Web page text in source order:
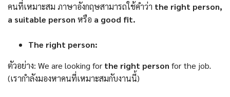
คนที่เหมาะสม ภาษาอังกฤษสามารถใช้คำว่า the right person,
a suitable person หรือ a good fit.
The right person:
ตัวอย่าง: We are looking for the right person for the job.
(เรากำลังมองหาคนที่เหมาะสมกับงานนี้)